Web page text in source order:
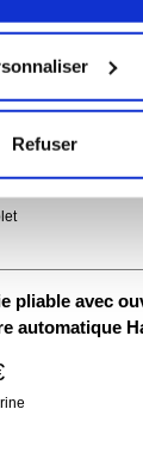
sur
être
traitement de
pouvez
moment à
de
Refuser
pliable avec
automatique
pliable avec
automatique